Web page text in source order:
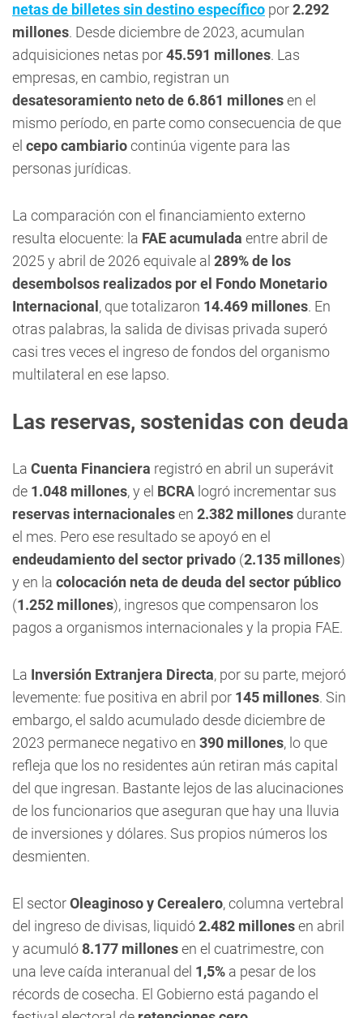
netas de billetes sin destino específico por2.292
millones. Desde diciembre de 2023, acumulan
adquisiciones netas por45.591 millones. Las
empresas, en cambio, registran un
desatesoramiento neto de 6.861 millonesen el
mismo período, en parte como consecuencia de que
el cepo cambiariocontinúa vigente para las
personas jurídicas.
La comparación con el financiamiento externo
resulta elocuente: la FAE acumulada entre abril de
2025 y abril de 2026 equivale al 289% de los
desembolsos realizados por el Fondo Monetario
Internacional , que totalizaron 14.469 millones. En
otras palabras, la salida de divisas privada superó
casi tres veces el ingreso de fondos del organismo
multilateral en ese lapso.
Las reservas, sostenidas con deuda
La Cuenta Financiera registró en abril un superávit
de 1.048 millones, y el BCRA logró incrementar sus
reservas internacionalesen 2.382 millones durante
el mes. Pero ese resultado se apoyó en el
endeudamiento del sector privado (2.135 millones)
y en la colocación neta de deuda del sector público
(1.252 millones), ingresos que compensaron los
pagos a organismos internacionales y la propia FAE.
La Inversión Extranjera Directa, por su parte, mejoró
levemente: fue positiva en abril por 145 millones. Sin
embargo, el saldo acumulado desde diciembre de
2023 permanece negativo en 390 millones, lo que
refleja que los no residentes aún retiran más capital
del que ingresan. Bastante lejos de las alucinaciones
de los funcionarios que aseguran que hay una lluvia
de inversiones y dólares. Sus propios números los
desmienten.
El sectorOleaginoso y Cerealero, columna vertebral
del ingreso de divisas, liquidó2.482 millonesen abril
y acumuló8.177 millonesen el cuatrimestre, con
una leve caída interanual del 1,5% a pesar de los
récords de cosecha. El Gobierno está pagando el